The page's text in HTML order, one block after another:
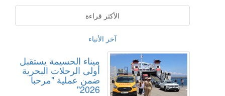
الأكثر قراءة
آخر الأنباء
ميناء الحسيمة يستقبل
أولى الرحلات البحرية
ضمن عملية "مرحبا
2026"